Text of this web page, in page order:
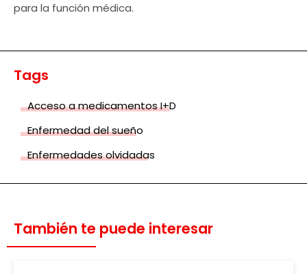
para la función médica.
Tags
Acceso a medicamentos I+D
Enfermedad del sueño
Enfermedades olvidadas
También te puede interesar